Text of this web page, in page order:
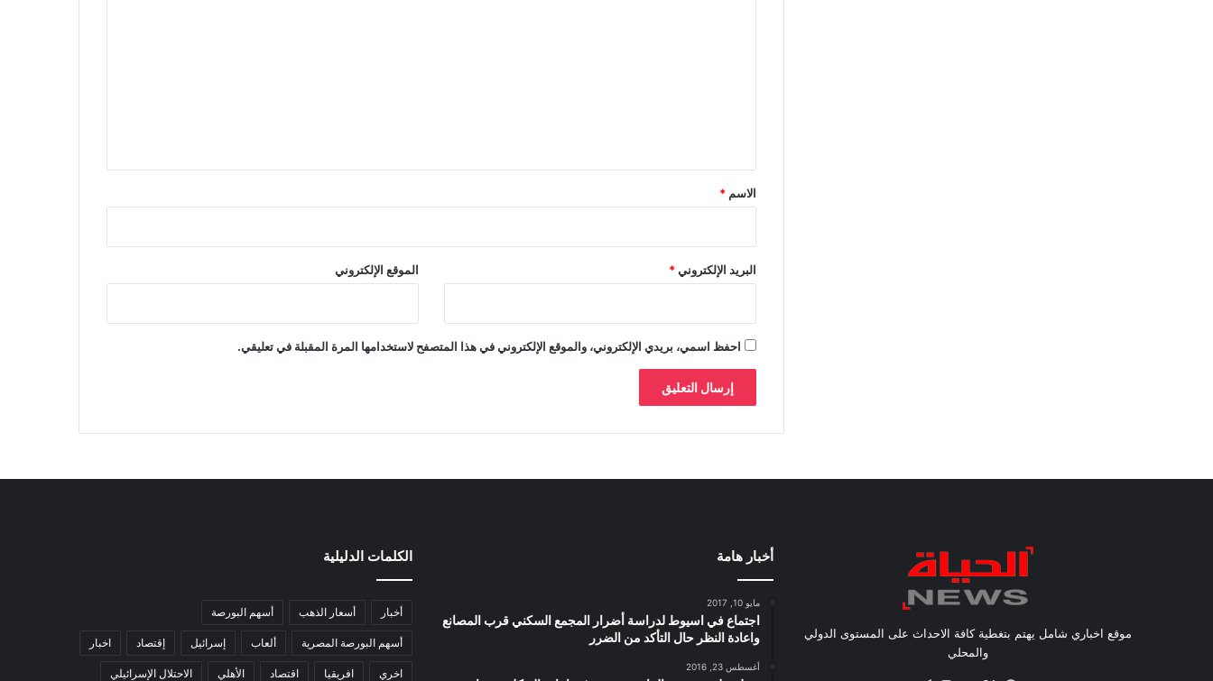
*
الاسم *
البريد الإلكتروني* الموقع الإلكتروني
احفظ اسمي، بريدي الإلكتروني، والموقع الإلكتروني في هذا المتصفح لاستخدامها المرة المقبلة في تعليقي.
موقع اخباري شامل يهتم بتغطية كافة الاحداث على المستوى الدولي
والمحلي
أخبار هامة
مايو 10, 2017
اجتماع في اسيوط لدراسة أضرار المجمع السكني قرب المصانع
واعادة النظر حال التأكد من الضرر
أغسطس 23, 2016
الكلمات الدليلية
أخبار أسعار الذهب أسهم البورصة
أسهم البورصة المصرية ألعاب إسرائيل إقتصاد اخبار
اخري افريقيا اقتصاد الأهلي الاحتلال الإسرائيلي